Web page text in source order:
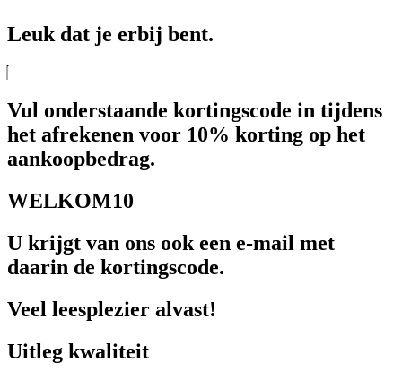
Leuk dat je erbij bent.
Vul onderstaande kortingscode in tijdens
het afrekenen voor 10% korting op het
aankoopbedrag.
WELKOM10
U krijgt van ons ook een e-mail met
daarin de kortingscode.
Veel leesplezier alvast!
Uitleg kwaliteit